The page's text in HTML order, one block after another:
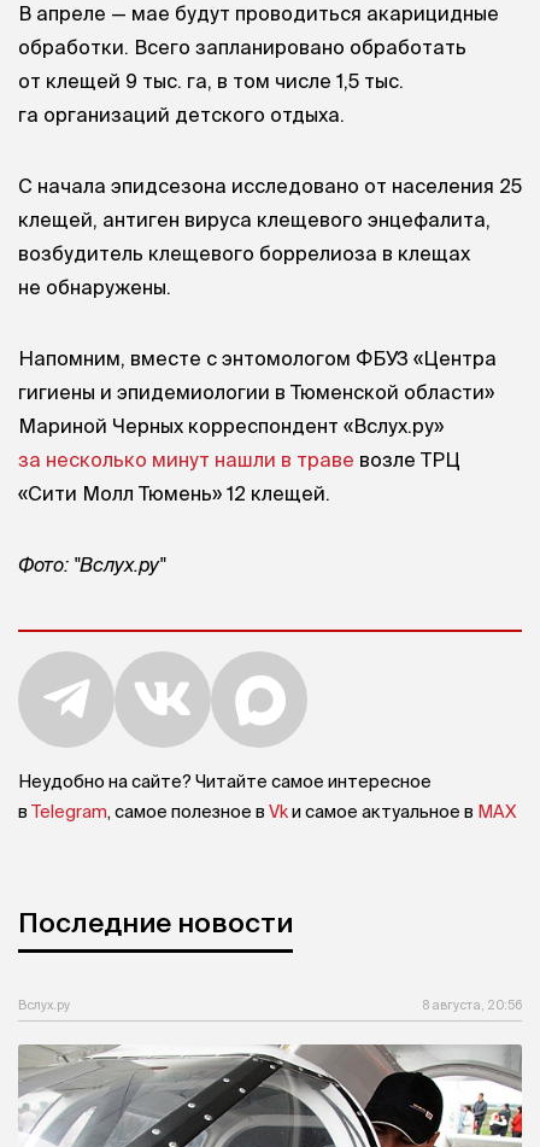
В апреле — мае будут проводиться акарицидные
обработки. Всего запланировано обработать
от клещей 9 тыс. га, в том числе 1,5 тыс.
га организаций детского отдыха.
С начала эпидсезона исследовано от населения 25
клещей, антиген вируса клещевого энцефалита,
возбудитель клещевого боррелиоза в клещах
не обнаружены.
Напомним, вместе с энтомологом ФБУЗ «Центра
гигиены и эпидемиологии в Тюменской области»
Мариной Черных корреспондент «Вслух.ру»
за несколько минут нашли в траве возле ТРЦ
«Сити Молл Тюмень» 12 клещей.
Фото: "Вслух.ру"
Неудобно на сайте? Читайте самое интересное
в Telegram, самое полезное в Vkи самое актуальное в MAX
Последние новости
Вслух.ру 8 августа, 20:56